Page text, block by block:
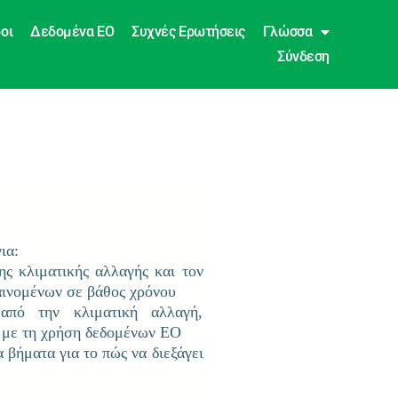
Δεδομένα EO Συχνές Ερωτήσεις
Γλώσσα
Σύνδεση
κλιματικής αλλαγής και τον
σε βάθος χρόνου
την κλιματική αλλαγή,
με τη χρήση δεδομένων EO
για το πώς να διεξάγει